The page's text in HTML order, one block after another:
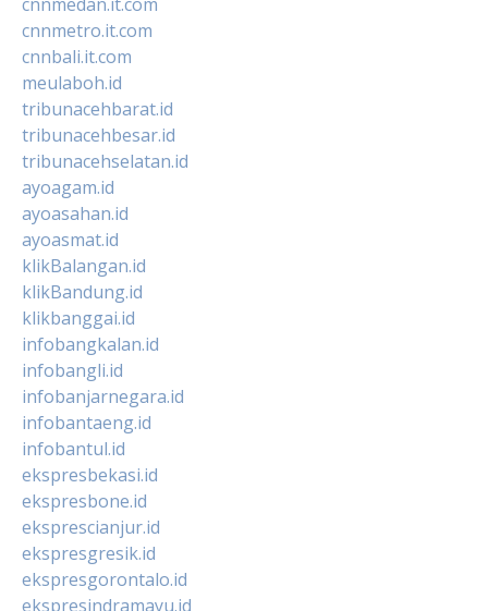
cnnmetro.it.com
cnnbali.it.com
meulaboh.id
tribunacehbarat.id
tribunacehbesar.id
tribunacehselatan.id
ayoagam.id
ayoasahan.id
ayoasmat.id
klikBalangan.id
klikBandung.id
klikbanggai.id
infobangkalan.id
infobangli.id
infobanjarnegara.id
infobantaeng.id
infobantul.id
ekspresbekasi.id
ekspresbone.id
eksprescianjur.id
ekspresgresik.id
ekspresgorontalo.id
ekspresindramayu.id